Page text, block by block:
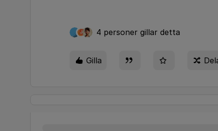
J 4 personer gillar detta
Gilla